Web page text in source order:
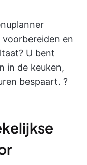
en
U bent
in de keuken,
bespaart. ?️